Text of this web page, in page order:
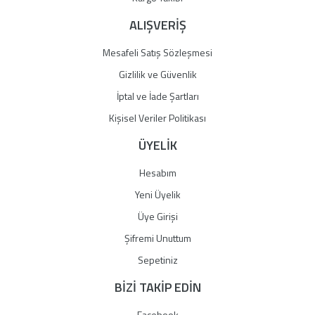
ALIŞVERİŞ
Mesafeli Satış Sözleşmesi
Gizlilik ve Güvenlik
İptal ve İade Şartları
Kişisel Veriler Politikası
ÜYELİK
Hesabım
Yeni Üyelik
Üye Girişi
Şifremi Unuttum
Sepetiniz
BİZİ TAKİP EDİN